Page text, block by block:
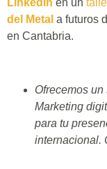
LinkedIn en un
del Metal a futuros
en Cantabria.
Ofrecemos
Marketing
para tu
internacional.